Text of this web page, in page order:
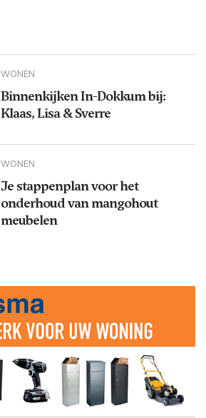
WONEN
Binnenkijken In-Dokkum bij:
Klaas, Lisa & Sverre
WONEN
Je stappenplan voor het
onderhoud van mangohout
meubelen